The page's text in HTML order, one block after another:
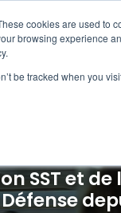
cookies are used
browsing experience
be tracked when you
incendie
de
SST et